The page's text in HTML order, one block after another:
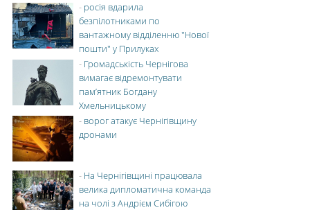
- росія вдарила
безпілотниками по
вантажному відділенню "Нової
пошти" у Прилуках
- Громадськість Чернігова
вимагає відремонтувати
пам’ятник Богдану
Хмельницькому
- ворог атакує Чернігівщину
дронами
- На Чернігівщині працювала
велика дипломатична команда
на чолі з Андрієм Сибігою